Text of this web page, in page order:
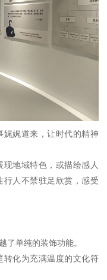
娓娓道来，让时代的精神
地域特色，或描绘感人
行人不禁驻足欣赏，感受
了单纯的装饰功能。
转化为充满温度的文化符